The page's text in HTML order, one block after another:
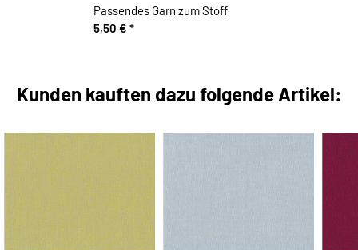
Passendes Garn zum Stoff
5,50 € *
Kunden kauften dazu folgende Artikel: